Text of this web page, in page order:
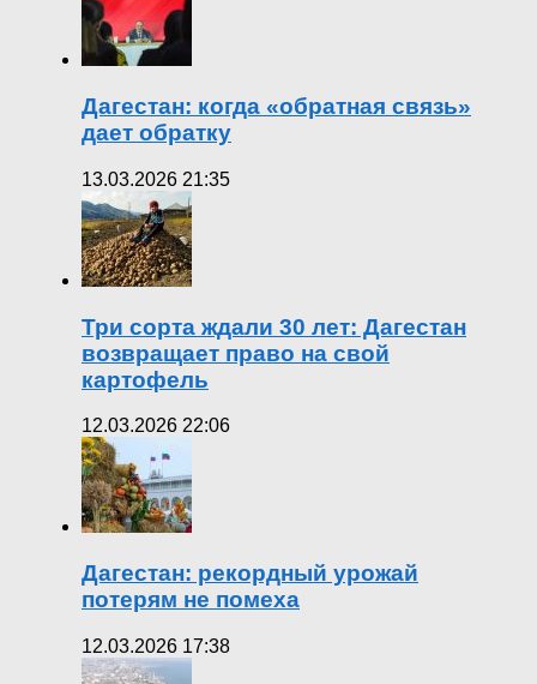
Дагестан: когда «обратная связь»
дает обратку
13.03.2026 21:35
Три сорта ждали 30 лет: Дагестан
возвращает право на свой
картофель
12.03.2026 22:06
Дагестан: рекордный урожай
потерям не помеха
12.03.2026 17:38